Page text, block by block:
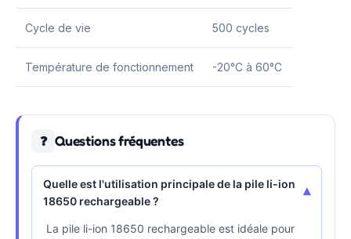
Cycle de vie 500 cycles
Température de fonctionnement -20°C à 60°C
❓ Questions fréquentes
Quelle est l'utilisation principale de la pile li-ion
18650 rechargeable ?
▾
La pile li-ion 18650 rechargeable est idéale pour